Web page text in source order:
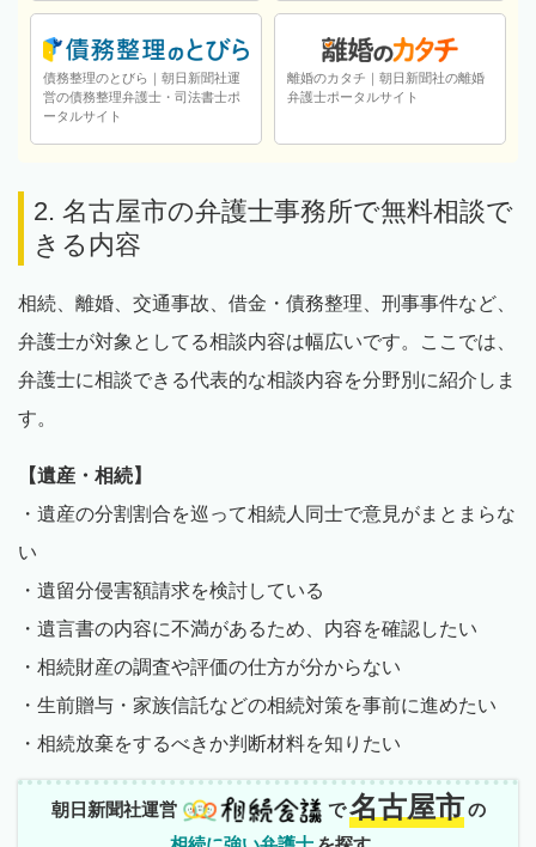
債務整理のとびら｜朝日新聞社運
営の債務整理弁護士・司法書士ポ
ータルサイト
離婚のカタチ｜朝日新聞社の離婚
弁護士ポータルサイト
2. 名古屋市の弁護士事務所で無料相談で
きる内容
相続、離婚、交通事故、借金・債務整理、刑事事件など、
弁護士が対象としてる相談内容は幅広いです。ここでは、
弁護士に相談できる代表的な相談内容を分野別に紹介しま
す。
【遺産・相続】
・遺産の分割割合を巡って相続人同士で意見がまとまらな
い
・遺留分侵害額請求を検討している
・遺言書の内容に不満があるため、内容を確認したい
・相続財産の調査や評価の仕方が分からない
・生前贈与・家族信託などの相続対策を事前に進めたい
・相続放棄をするべきか判断材料を知りたい
朝日新聞社運営 で 名古屋市 の